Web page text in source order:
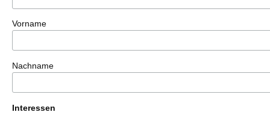
Vorname
Nachname
Interessen